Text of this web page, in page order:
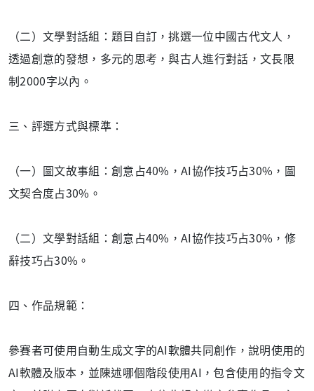
（二）文學對話組：題目自訂，挑選一位中國古代文人，
透過創意的發想，多元的思考，與古人進行對話，文長限
制2000字以內。
三、評選方式與標準：
（一）圖文故事組：創意占40%，AI協作技巧占30%，圖
文契合度占30%。
（二）文學對話組：創意占40%，AI協作技巧占30%，修
辭技巧占30%。
四、作品規範：
參賽者可使用自動生成文字的AI軟體共同創作，說明使用的
AI軟體及版本，並陳述哪個階段使用AI，包含使用的指令文